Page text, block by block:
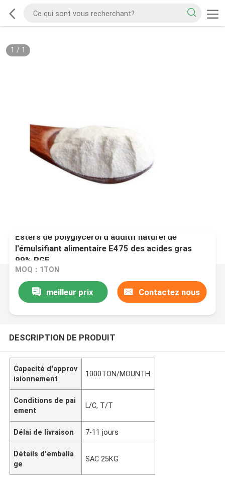
1 / 1
Esters de polyglycérol d'additif naturel de
l'émulsifiant alimentaire E475 des acides gras
99% PGE
MOQ：1TON
meilleur prix Contactez nous
DESCRIPTION DE PRODUIT
Capacité d'approv
isionnement
1000TON/MOUNTH
Conditions de pai
ement
L/C, T/T
Délai de livraison 7-11 jours
Détails d'emballa
ge
SAC 25KG